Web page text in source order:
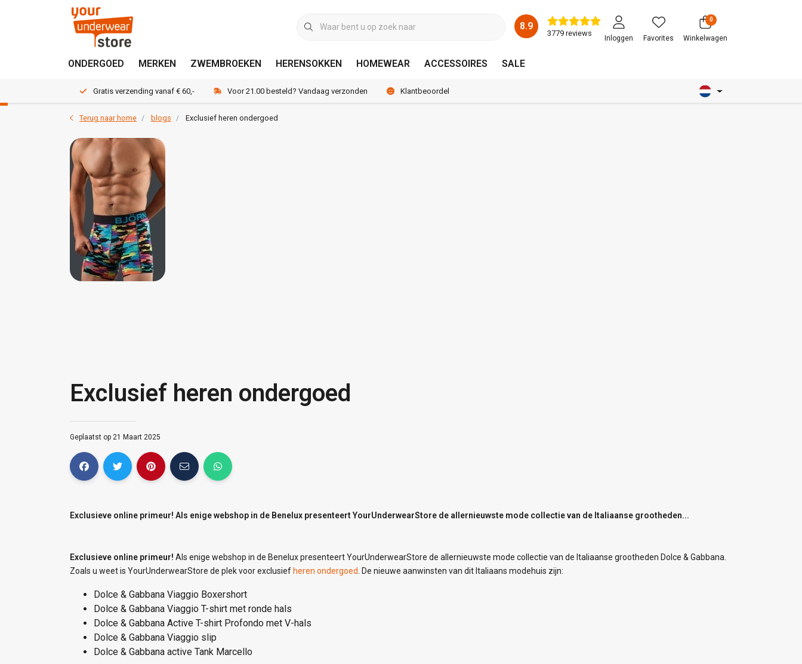
8.9
3779 reviews
Inloggen Favorites
0
Winkelwagen
ONDERGOED MERKEN ZWEMBROEKEN HERENSOKKEN HOMEWEAR ACCESSOIRES SALE
Gratis verzending vanaf € 60,- Voor 21.00 besteld? Vandaag verzonden Klantbeoordeling 8.9 / 10
Terug naar home blogs Exclusief heren ondergoed
Exclusief heren ondergoed
Geplaatst op 21 Maart 2025
Exclusieve online primeur! Als enige webshop in de Benelux presenteert YourUnderwearStore de allernieuwste mode collectie van de Italiaanse grootheden...
Exclusieve online primeur! Als enige webshop in de Benelux presenteert YourUnderwearStore de allernieuwste mode collectie van de Italiaanse grootheden Dolce & Gabbana.
Zoals u weet is YourUnderwearStore de plek voor exclusief heren ondergoed . De nieuwe aanwinsten van dit Italiaans modehuis zijn:
Dolce & Gabbana Viaggio Boxershort
Dolce & Gabbana Viaggio T-shirt met ronde hals
Dolce & Gabbana Active T-shirt Profondo met V-hals
Dolce & Gabbana Viaggio slip
Dolce & Gabbana active Tank Marcello